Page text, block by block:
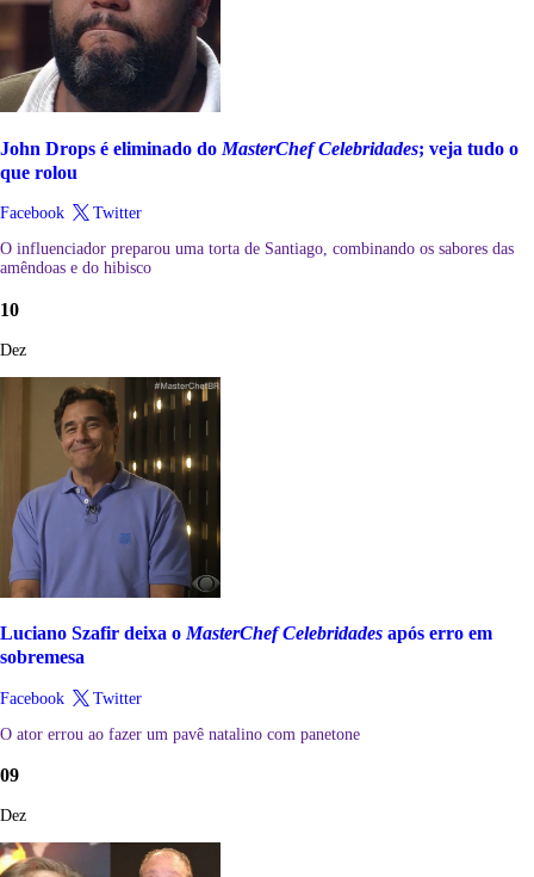
John Drops é eliminado doMasterChef Celebridades; veja tudo o
que rolou
Facebook
Twitter
O influenciador preparou uma torta de Santiago, combinando os sabores das
amêndoas e do hibisco
10
Dez
Luciano Szafir deixa oMasterChef Celebridades após erro em
sobremesa
Facebook
Twitter
O ator errou ao fazer um pavê natalino com panetone
09
Dez